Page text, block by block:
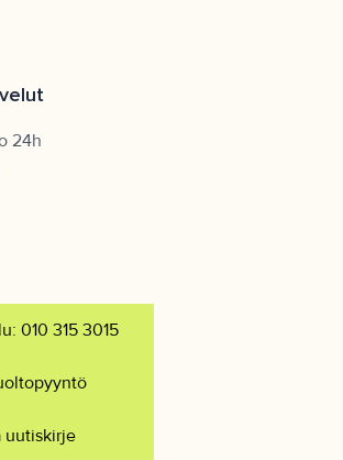
24h
010 315 3015
uutiskirje